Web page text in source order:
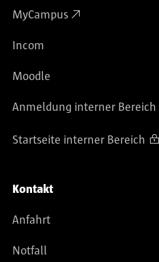
MyCampus
Incom
Moodle
Anmeldung interner Bereich
Startseite interner Bereich
Kontakt
Anfahrt
Notfall